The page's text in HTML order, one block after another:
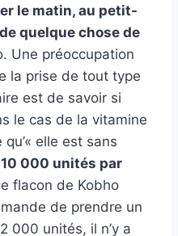
le matin, au petit-
quelque chose de
Une préoccupation
la prise de tout type
est de savoir si
le cas de la vitamine
elle est sans
000 unités par
flacon de Kobho
de prendre un
000 unités, il n’y a